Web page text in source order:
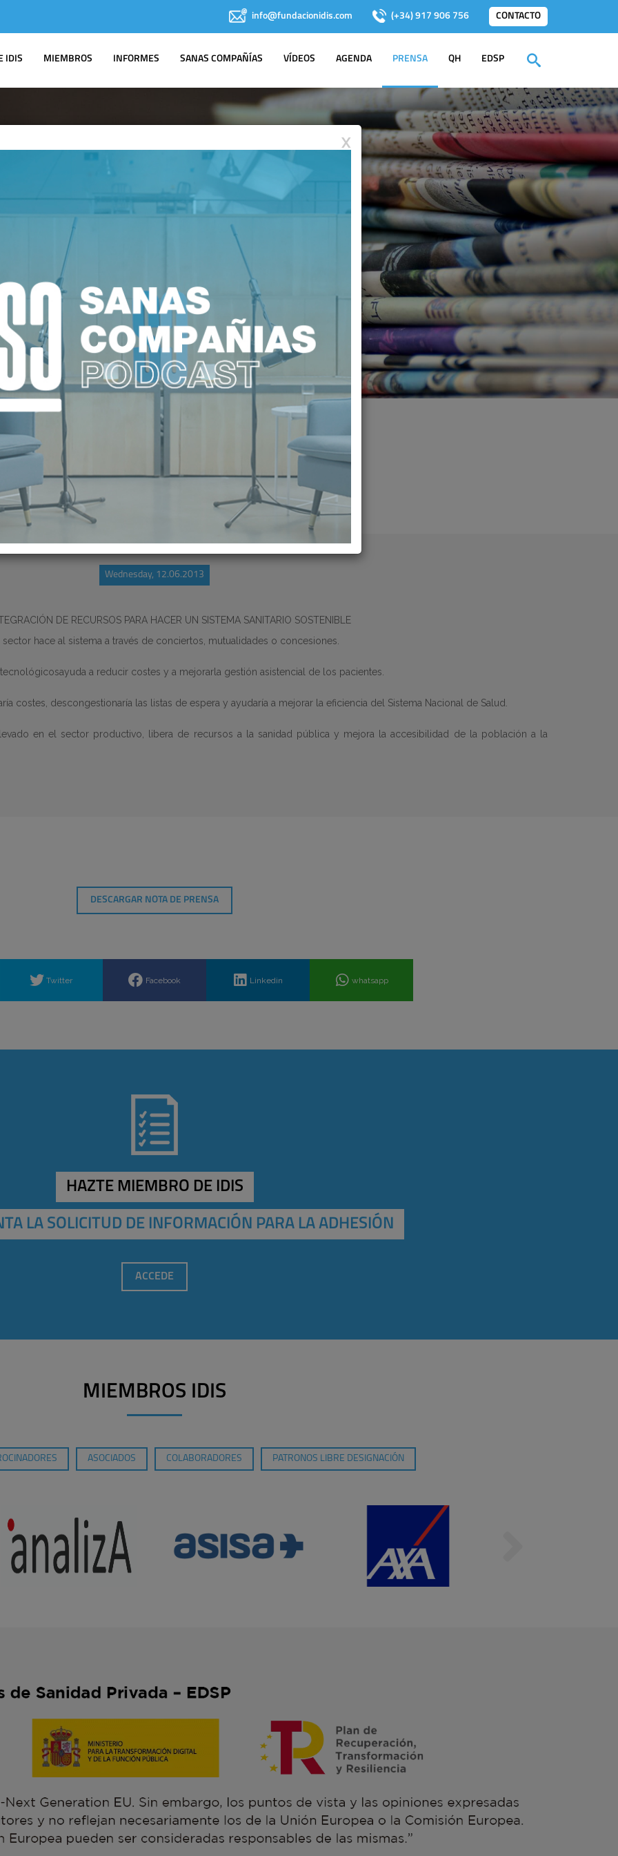
info@fundacionidis.com (+34) 917 906 756 CONTACTO
IDIS MIEMBROS INFORMES SANAS COMPAÑÍAS VÍDEOS AGENDA PRENSA QH EDSP
NOTAS DE PRENSA
INTEGRACIÓN DE RECURSOS
Wednesday, 12.06.2013
DE RECURSOS PARA HACER UN SISTEMA SANITARIO SOSTENIBLE
hace al sistema a través de conciertos, mutualidades o concesiones.
a reducir costes y a mejorarla gestión asistencial de los pacientes.
costes, descongestionaría las listas de espera y ayudaría a mejorar la eficiencia del Sistema Nacional de Salud.
en el sector productivo, libera de recursos a la sanidad pública y mejora la accesibilidad de la población a la
DESCARGAR NOTA DE PRENSA
Twitter Facebook Linkedin whatsapp
HAZTE MIEMBRO DE IDIS
LA SOLICITUD DE INFORMACIÓN PARA LA ADHESIÓN
ACCEDE
MIEMBROS IDIS
ASOCIADOS COLABORADORES PATRONOS LIBRE DESIGNACIÓN
X